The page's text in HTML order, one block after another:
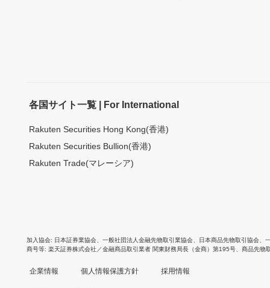
各国サイト一覧 | For International
Rakuten Securities Hong Kong(香港)
Rakuten Securities Bullion(香港)
Rakuten Trade(マレーシア)
加入協会 日本証券業協会 一般社団法人金融先物取引業協会 日本商品先物取引協会
商号等 楽天証券株式会社／金融商品取引業者 関東財務局長（金商）第195号、商品先物
企業情報 個人情報保護方針 採用情報